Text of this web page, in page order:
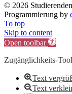
© 2026
Programmierung by
To top
Skip to content
Open toolbar
Zugänglichkeits-
Text
Text